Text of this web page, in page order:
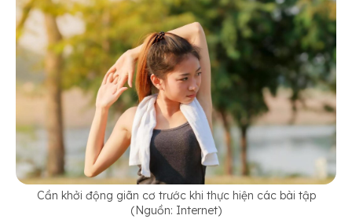
Cần khởi động giãn cơ trước khi thực hiện các bài tập
(Nguồn: Internet)